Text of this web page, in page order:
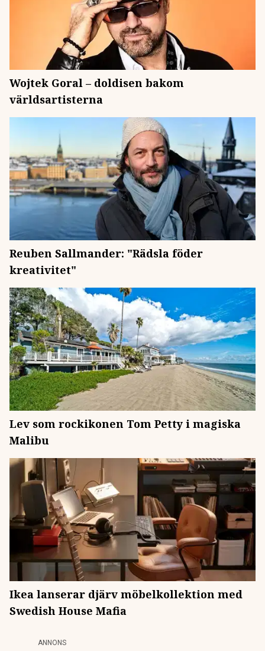
Wojtek Goral – doldisen bakom
världsartisterna
Reuben Sallmander: "Rädsla föder
kreativitet"
Lev som rockikonen Tom Petty i magiska
Malibu
Ikea lanserar djärv möbelkollektion med
Swedish House Mafia
ANNONS